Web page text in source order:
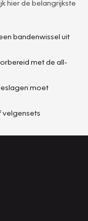
hier de belangrijkste
bandenwissel uit
met de all-
moet
velgensets